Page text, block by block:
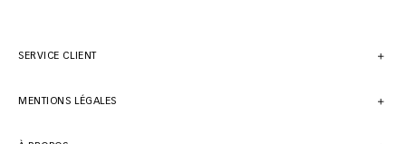
SERVICE CLIENT
MENTIONS LÉGALES